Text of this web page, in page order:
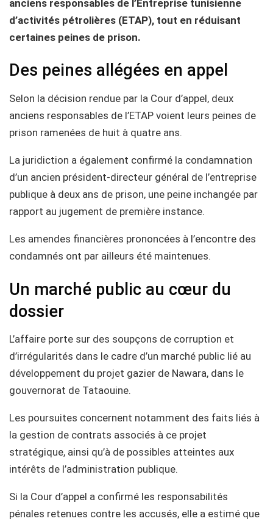
anciens responsables de l’Entreprise tunisienne
d’activités pétrolières (ETAP), tout en réduisant
certaines peines de prison.
Des peines allégées en appel
Selon la décision rendue par la Cour d’appel, deux
anciens responsables de l’ETAP voient leurs peines de
prison ramenées de huit à quatre ans.
La juridiction a également confirmé la condamnation
d’un ancien président-directeur général de l’entreprise
publique à deux ans de prison, une peine inchangée par
rapport au jugement de première instance.
Les amendes financières prononcées à l’encontre des
condamnés ont par ailleurs été maintenues.
Un marché public au cœur du
dossier
L’affaire porte sur des soupçons de corruption et
d’irrégularités dans le cadre d’un marché public lié au
développement du projet gazier de Nawara, dans le
gouvernorat de Tataouine.
Les poursuites concernent notamment des faits liés à
la gestion de contrats associés à ce projet
stratégique, ainsi qu’à de possibles atteintes aux
intérêts de l’administration publique.
Si la Cour d’appel a confirmé les responsabilités
pénales retenues contre les accusés, elle a estimé que